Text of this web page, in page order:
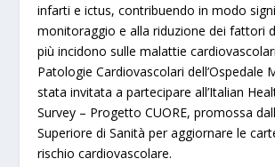
infarti e ictus, contribuendo in modo
monitoraggio e alla riduzione dei fattori
più incidono sulle malattie
Patologie Cardiovascolari dell’Ospedale
stata invitata a partecipare all’Italian
Survey – Progetto CUORE, promossa
Superiore di Sanità per aggiornare le
rischio cardiovascolare.